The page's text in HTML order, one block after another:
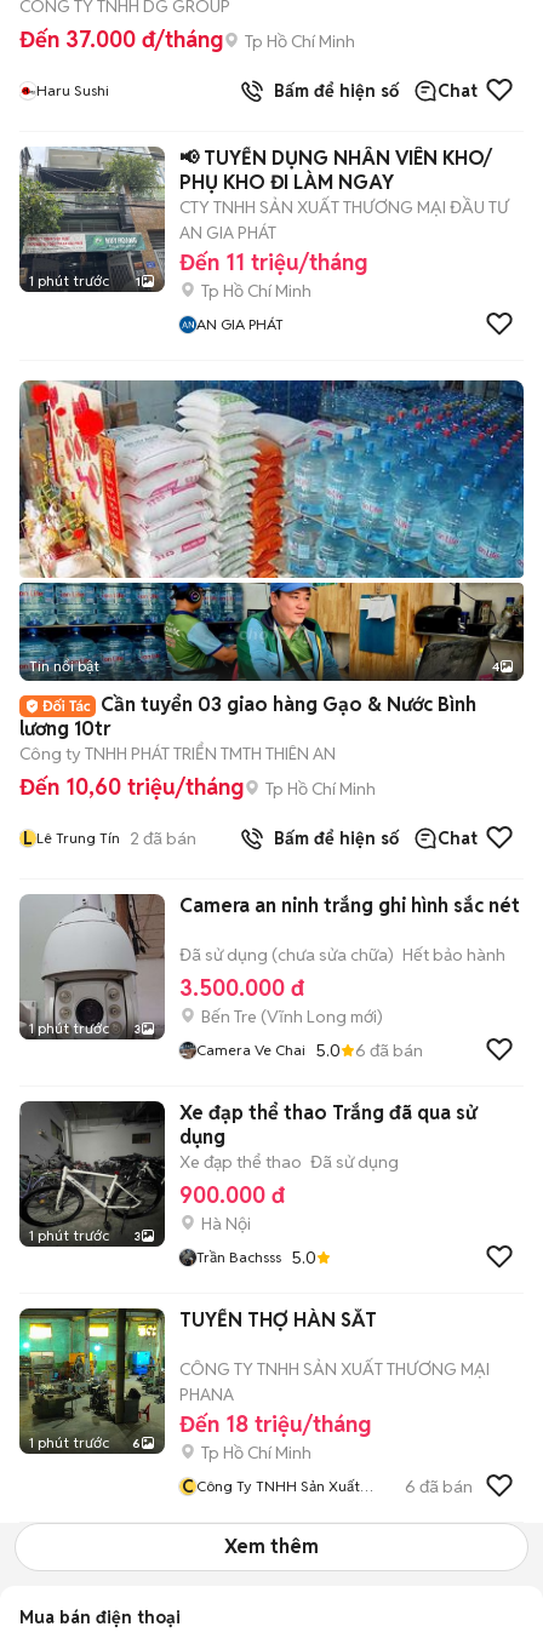
CÔNG TY TNHH DG GROUP
Đến 37.000 đ/tháng Tp Hồ Chí Minh
Haru Sushi Bấm để hiện số Chat
1 phút trước 1
📢 TUYỂN DỤNG NHÂN VIÊN KHO/
PHỤ KHO ĐI LÀM NGAY
CTY TNHH SẢN XUẤT THƯƠNG MẠI ĐẦU TƯ
AN GIA PHÁT
Đến 11 triệu/tháng
Tp Hồ Chí Minh
AN GIA PHÁT
Tin nổi bật 4
Cần tuyển 03 giao hàng Gạo & Nước Bình
lương 10tr
Công ty TNHH PHÁT TRIỂN TMTH THIÊN AN
Đến 10,60 triệu/tháng Tp Hồ Chí Minh
L Lê Trung Tín 2 đã bán Bấm để hiện số Chat
1 phút trước 3
Camera an ninh trắng ghi hình sắc nét
Đã sử dụng (chưa sửa chữa) Hết bảo hành
3.500.000 đ
Bến Tre (Vĩnh Long mới)
Camera Ve Chai 5.0 6 đã bán
1 phút trước 3
Xe đạp thể thao Trắng đã qua sử
dụng
Xe đạp thể thao Đã sử dụng
900.000 đ
Hà Nội
Trần Bachsss 5.0
1 phút trước 6
TUYỂN THỢ HÀN SẮT
CÔNG TY TNHH SẢN XUẤT THƯƠNG MẠI
PHANA
Đến 18 triệu/tháng
Tp Hồ Chí Minh
CCông Ty TNHH Sản Xuất
6 đã bán
Xem thêm
Mua bán điện thoại